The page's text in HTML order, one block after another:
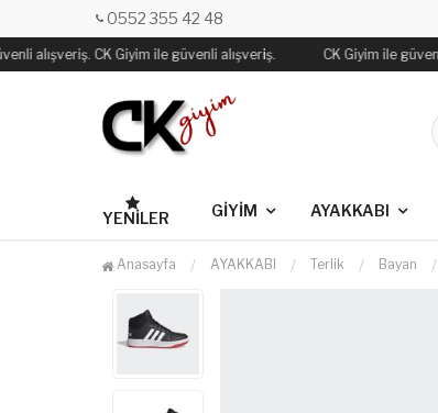
0552 355 42 48
alışveriş. CK Giyim ile güvenli alışveriş. CK Giyim ile
YENILER GİYİM AYAKKABI
Anasayfa AYAKKABI Terlik Bayan